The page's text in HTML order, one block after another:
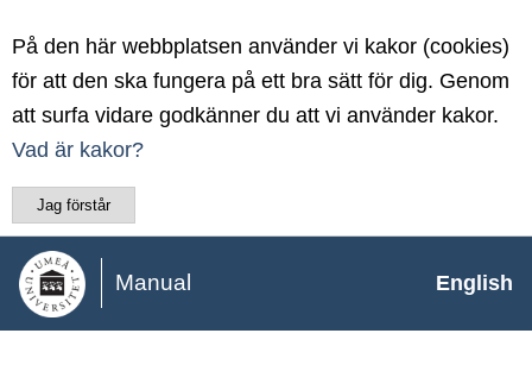
På den här webbplatsen använder vi kakor (cookies)
för att den ska fungera på ett bra sätt för dig. Genom
att surfa vidare godkänner du att vi använder kakor.
Vad är kakor?
Jag förstår
Manual English